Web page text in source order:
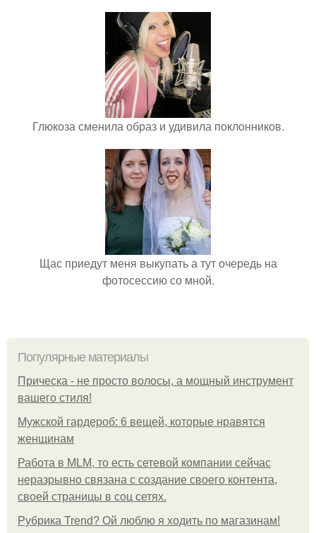
Глюкоза сменила образ и удивила поклонников.
Щас приедут меня выкупать а тут очередь на
фотосессию со мной.
Популярные материалы
Прическа - не просто волосы, а мощный инструмент
вашего стиля!
Мужской гардероб: 6 вещей, которые нравятся
женщинам
Работа в MLM, то есть сетевой компании сейчас
неразрывно связана с создание своего контента,
своей страницы в соц сетях.
Рубрика Trend? Ой люблю я ходить по магазинам!